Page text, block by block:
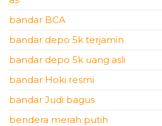
bandar BCA
bandar depo 5k terjamin
bandar depo 5k uang asli
bandar Hoki resmi
bandar Judi bagus
bendera merah putih